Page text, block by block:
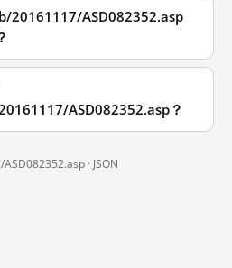
20161117/ASD082352.asp
ASD082352.asp？
· JSON